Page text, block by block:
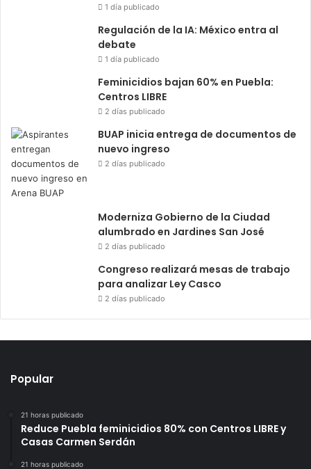
1 día publicado
Regulación de la IA: México entra al
debate
1 día publicado
Feminicidios bajan 60% en Puebla:
Centros LIBRE
2 días publicado
BUAP inicia entrega de documentos de
nuevo ingreso
2 días publicado
Moderniza Gobierno de la Ciudad
alumbrado en Jardines San José
2 días publicado
Congreso realizará mesas de trabajo
para analizar Ley Casco
2 días publicado
Popular
21 horas publicado
Reduce Puebla feminicidios 80% con Centros LIBRE y
Casas Carmen Serdán
21 horas publicado